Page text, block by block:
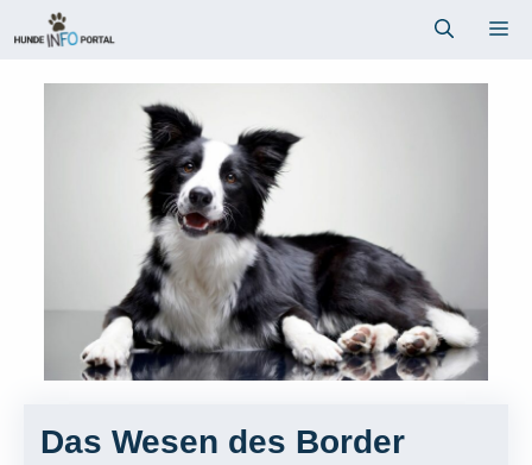
Inhalt
Das Wesen des Border